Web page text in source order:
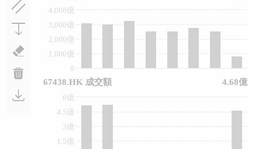
0
1,000億
2,000億
3,000億
4,000億
1.5億
3億
4.5億
6億
67438.HK 成交額 4.68億